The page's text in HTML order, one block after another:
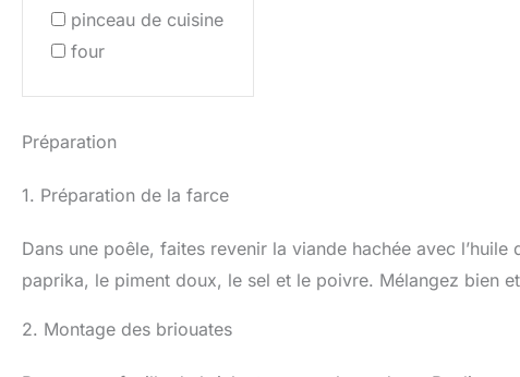
pinceau de cuisine
four
Préparation
1. Préparation de la farce
Dans une poêle, faites revenir la viande hachée avec l’huile
paprika, le piment doux, le sel et le poivre. Mélangez bien
2. Montage des briouates